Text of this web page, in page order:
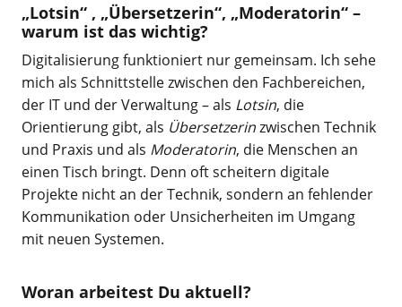
„Lotsin“ , „Übersetzerin“, „Moderatorin“ –
warum ist das wichtig?
Digitalisierung funktioniert nur gemeinsam. Ich sehe
mich als Schnittstelle zwischen den Fachbereichen,
der IT und der Verwaltung – als Lotsin, die
Orientierung gibt, als Übersetzerinzwischen Technik
und Praxis und als Moderatorin, die Menschen an
einen Tisch bringt. Denn oft scheitern digitale
Projekte nicht an der Technik, sondern an fehlender
Kommunikation oder Unsicherheiten im Umgang
mit neuen Systemen.
Woran arbeitest Du aktuell?